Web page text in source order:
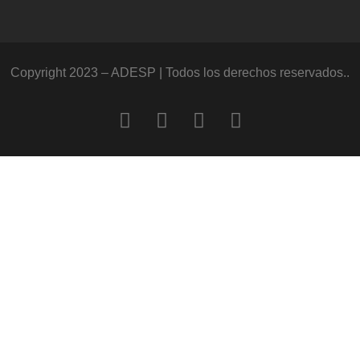
Copyright 2023 – ADESP | Todos los derechos reservados..